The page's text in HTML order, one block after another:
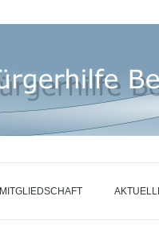
MITGLIEDSCHAFT